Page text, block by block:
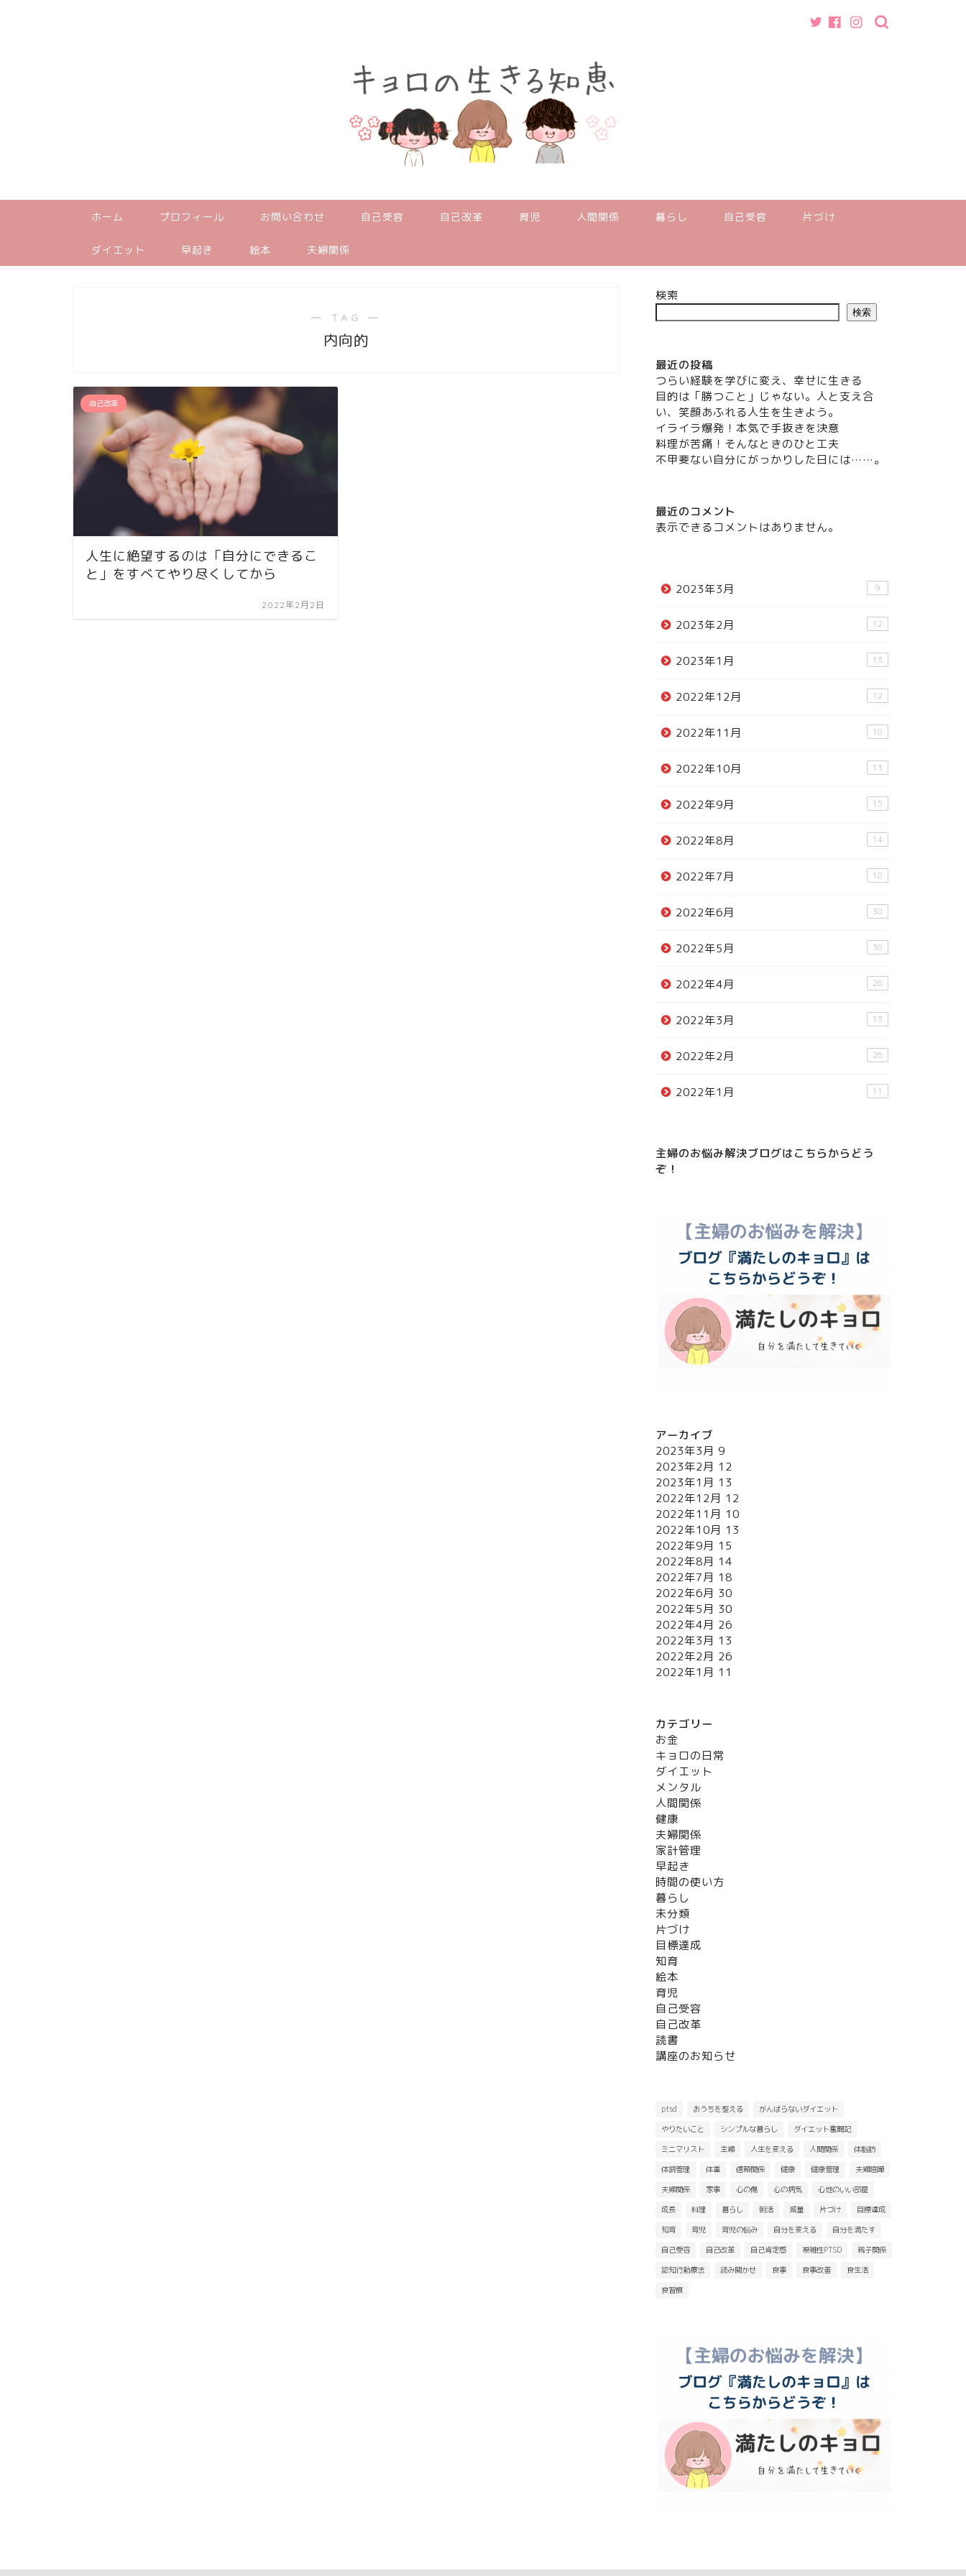
ホーム プロフィール お問い合わせ 自己受容 自己改革 育児 人間関係 暮らし 自己受容 片づけ
ダイエット 早起き 絵本 夫婦関係
― TAG ―
内向的
自己改革
人生に絶望するのは「自分にできるこ
と」をすべてやり尽くしてから
2022年2月2日
検索
検索
最近の投稿
つらい経験を学びに変え、幸せに生きる
目的は「勝つこと」じゃない。人と支え合
い、笑顔あふれる人生を生きよう。
イライラ爆発！本気で手抜きを決意
料理が苦痛！そんなときのひと工夫
不甲斐ない自分にがっかりした日には……。
最近のコメント
表示できるコメントはありません。
2023年3月 9
2023年2月 12
2023年1月 13
2022年12月 12
2022年11月 10
2022年10月 13
2022年9月 15
2022年8月 14
2022年7月 18
2022年6月 30
2022年5月 30
2022年4月 26
2022年3月 13
2022年2月 26
2022年1月 11
主婦のお悩み解決ブログはこちらからどう
ぞ！
アーカイブ
2023年3月 9
2023年2月 12
2023年1月 13
2022年12月 12
2022年11月 10
2022年10月 13
2022年9月 15
2022年8月 14
2022年7月 18
2022年6月 30
2022年5月 30
2022年4月 26
2022年3月 13
2022年2月 26
2022年1月 11
カテゴリー
お金
キョロの日常
ダイエット
メンタル
人間関係
健康
夫婦関係
家計管理
早起き
時間の使い方
暮らし
未分類
片づけ
目標達成
知育
絵本
育児
自己受容
自己改革
読書
講座のお知らせ
ptsd おうちを整える
がんばらないダイエット
やりたいこと
シンプルな暮らし
ダイエット奮闘記
ミニマリスト
主婦 人生を変える 人間関係
体脂肪
体調管理
体重 信頼関係 健康 健康管理
夫婦喧嘩
夫婦関係
家事 心の傷 心の病気
心地のいい部屋
成長
料理 暮らし 朝活 減量 片づけ
目標達成
知育
育児 育児の悩み 自分を変える
自分を満たす
自己受容
自己改革 自己肯定感 複雑性PTSD
親子関係
認知行動療法
読み聞かせ 食事 食事改善
食生活
食習慣